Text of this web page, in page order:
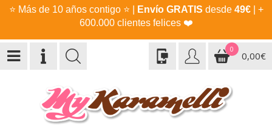
⭐ Más de 10 años contigo ⭐ Envío GRATIS desde 49€| +
600.000 clientes felices ❤️
0
0,00€